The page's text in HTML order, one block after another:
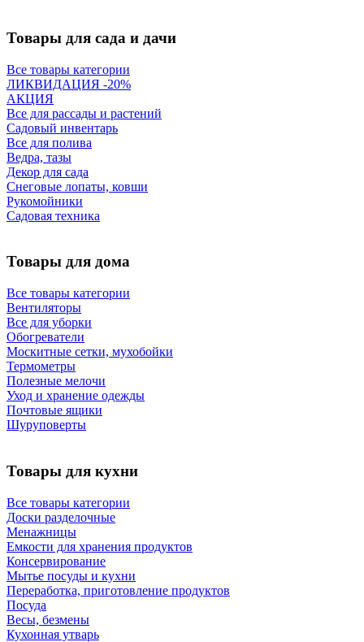
Товары для сада и дачи
Все товары категории
ЛИКВИДАЦИЯ -20%
АКЦИЯ
Все для рассады и растений
Садовый инвентарь
Все для полива
Ведра, тазы
Декор для сада
Снеговые лопаты, ковши
Рукомойники
Садовая техника
Товары для дома
Все товары категории
Вентиляторы
Все для уборки
Обогреватели
Москитные сетки, мухобойки
Термометры
Полезные мелочи
Уход и хранение одежды
Почтовые ящики
Шуруповерты
Товары для кухни
Все товары категории
Доски разделочные
Менажницы
Емкости для хранения продуктов
Консервирование
Мытье посуды и кухни
Переработка, приготовление продуктов
Посуда
Весы, безмены
Кухонная утварь